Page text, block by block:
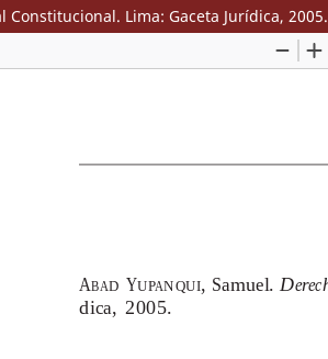
Constitucional. Lima: Gaceta Jurídica, 2005.